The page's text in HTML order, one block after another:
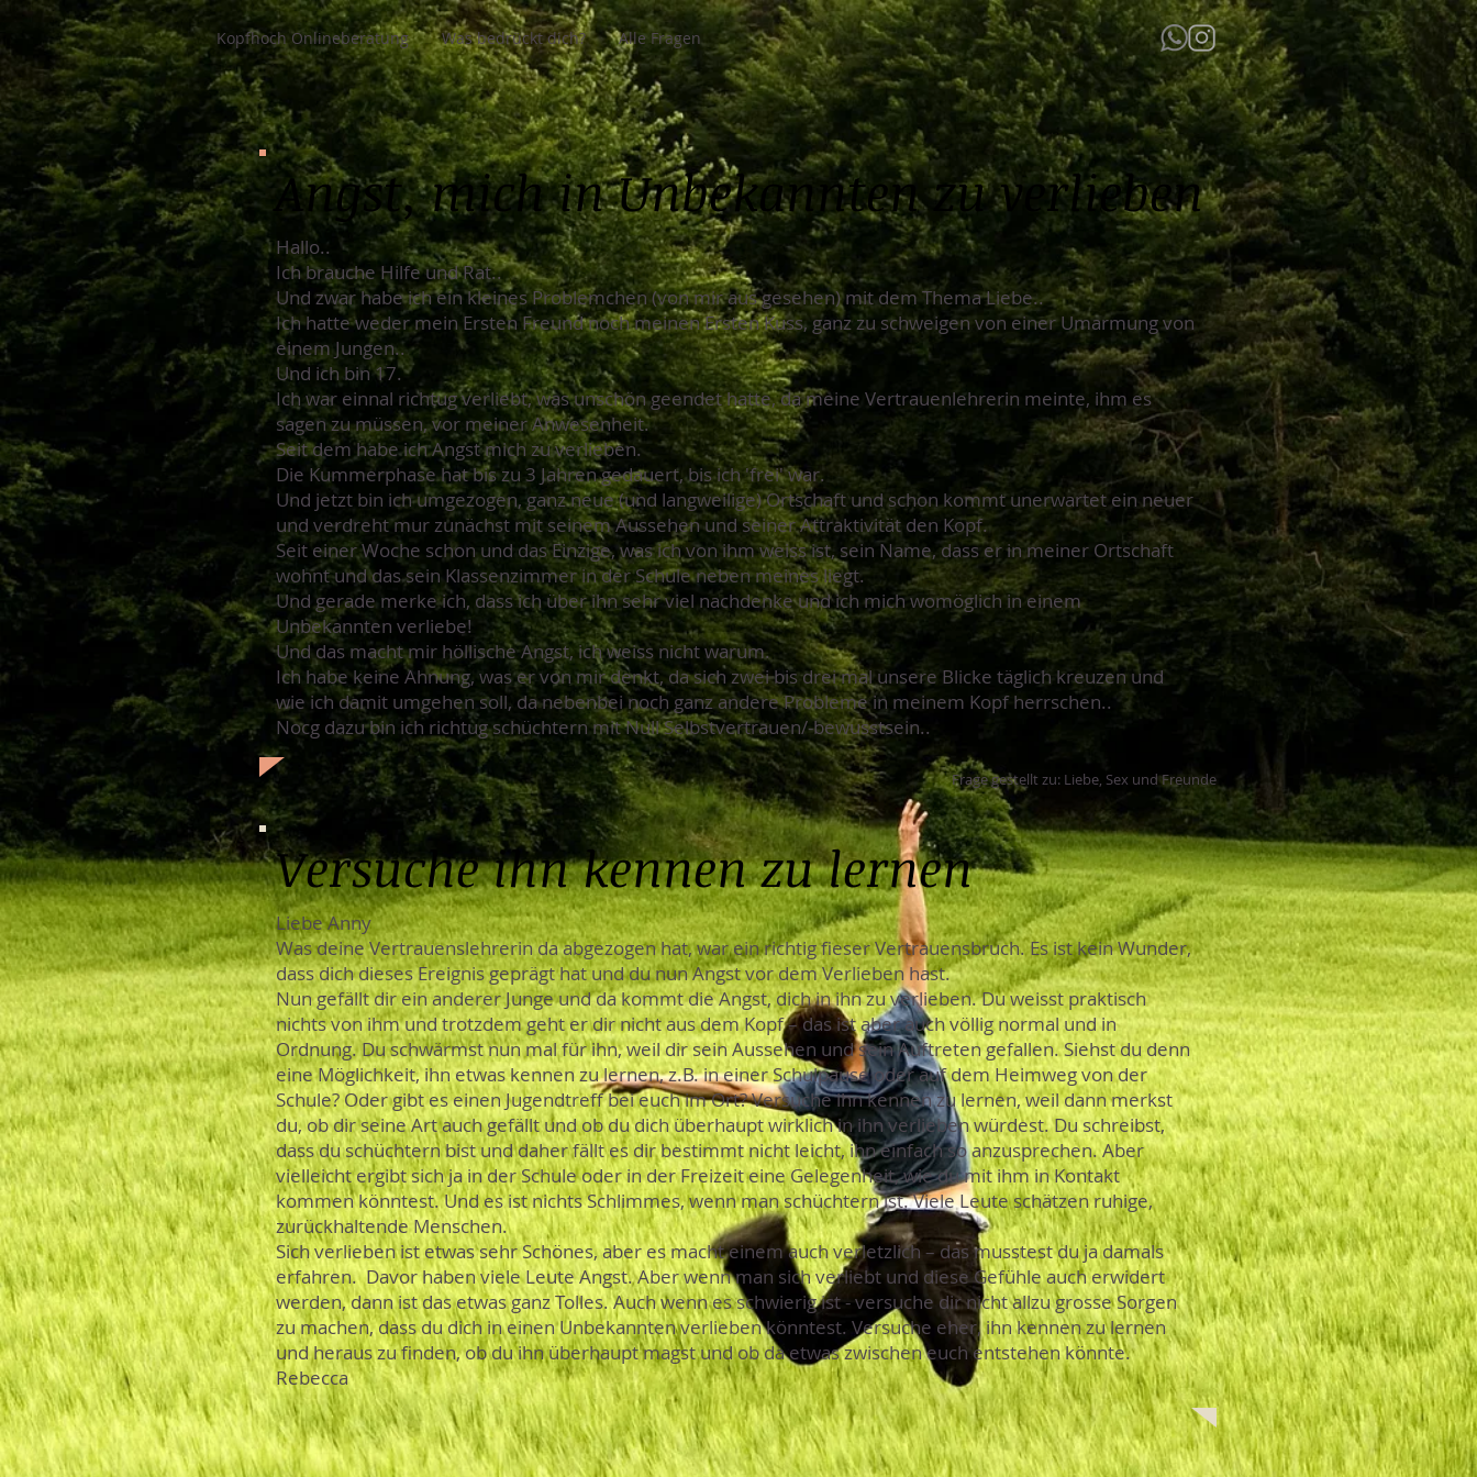
Kopfhoch Onlineberatung Was bedrückt dich? Alle Fragen
Angst, mich in Unbekannten zu verlieben
Hallo..
Ich brauche Hilfe und Rat..
Und zwar habe ich ein kleines Problemchen (von mir aus gesehen) mit dem Thema Liebe..
Ich hatte weder mein Ersten Freund noch meinen Ersten Kuss, ganz zu schweigen von einer Umarmung von
einem Jungen..
Und ich bin 17.
Ich war einnal richtug verliebt, was unschön geendet hatte, da meine Vertrauenlehrerin meinte, ihm es
sagen zu müssen, vor meiner Anwesenheit.
Seit dem habe ich Angst mich zu verlieben.
Die Kummerphase hat bis zu 3 Jahren gedauert, bis ich 'frei' war.
Und jetzt bin ich umgezogen, ganz neue (und langweilige) Ortschaft und schon kommt unerwartet ein neuer
und verdreht mur zunächst mit seinem Aussehen und seiner Attraktivität den Kopf.
Seit einer Woche schon und das Einzige, was ich von ihm weiss ist, sein Name, dass er in meiner Ortschaft
wohnt und das sein Klassenzimmer in der Schule neben meines liegt.
Und gerade merke ich, dass ich über ihn sehr viel nachdenke und ich mich womöglich in einem
Unbekannten verliebe!
Und das macht mir höllische Angst, ich weiss nicht warum.
Ich habe keine Ahnung, was er von mir denkt, da sich zwei bis drei mal unsere Blicke täglich kreuzen und
wie ich damit umgehen soll, da nebenbei noch ganz andere Probleme in meinem Kopf herrschen..
Nocg dazu bin ich richtug schüchtern mit Null Selbstvertrauen/-bewusstsein..
Frage gestellt zu: Liebe, Sex und Freunde
Versuche ihn kennen zu lernen
Liebe Anny
Was deine Vertrauenslehrerin da abgezogen hat, war ein richtig fieser Vertrauensbruch. Es ist kein Wunder,
dass dich dieses Ereignis geprägt hat und du nun Angst vor dem Verlieben hast.
Nun gefällt dir ein anderer Junge und da kommt die Angst, dich in ihn zu verlieben. Du weisst praktisch
nichts von ihm und trotzdem geht er dir nicht aus dem Kopf – das ist aber auch völlig normal und in
Ordnung. Du schwärmst nun mal für ihn, weil dir sein Aussehen und sein Auftreten gefallen. Siehst du denn
eine Möglichkeit, ihn etwas kennen zu lernen, z.B. in einer Schulpause oder auf dem Heimweg von der
Schule? Oder gibt es einen Jugendtreff bei euch im Ort? Versuche ihn kennen zu lernen, weil dann merkst
du, ob dir seine Art auch gefällt und ob du dich überhaupt wirklich in ihn verlieben würdest. Du schreibst,
dass du schüchtern bist und daher fällt es dir bestimmt nicht leicht, ihn einfach so anzusprechen. Aber
vielleicht ergibt sich ja in der Schule oder in der Freizeit eine Gelegenheit, wie du mit ihm in Kontakt
kommen könntest. Und es ist nichts Schlimmes, wenn man schüchtern ist. Viele Leute schätzen ruhige,
zurückhaltende Menschen.
Sich verlieben ist etwas sehr Schönes, aber es macht einem auch verletzlich – das musstest du ja damals
erfahren. Davor haben viele Leute Angst. Aber wenn man sich verliebt und diese Gefühle auch erwidert
werden, dann ist das etwas ganz Tolles. Auch wenn es schwierig ist - versuche dir nicht allzu grosse Sorgen
zu machen, dass du dich in einen Unbekannten verlieben könntest. Versuche eher, ihn kennen zu lernen
und heraus zu finden, ob du ihn überhaupt magst und ob da etwas zwischen euch entstehen könnte.
Rebecca